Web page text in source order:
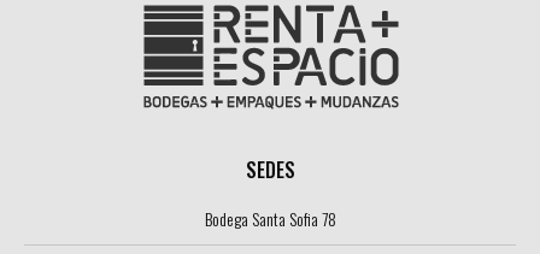
SEDES
Bodega Santa Sofia 78